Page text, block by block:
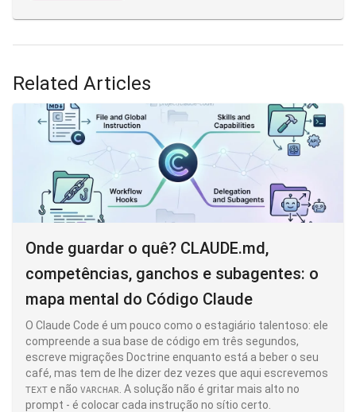
each instruction in the right place.
Related Articles
Onde guardar o quê? CLAUDE.md,
competências, ganchos e subagentes: o
mapa mental do Código Claude
O Claude Code é um pouco como o estagiário talentoso: ele
compreende a sua base de código em três segundos,
escreve migrações Doctrine enquanto está a beber o seu
café, mas tem de lhe dizer dez vezes que aqui escrevemos
TEXT e não VARCHAR . A solução não é gritar mais alto no
prompt - é colocar cada instrução no sítio certo.